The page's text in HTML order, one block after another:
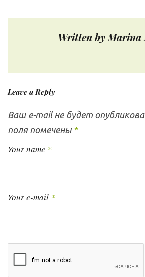
t
п
з
а
п
и
я
м
Written byMarina
Leave a Reply
Ваш e-mail не будет
поля помечены *
Your name *
Your e-mail *